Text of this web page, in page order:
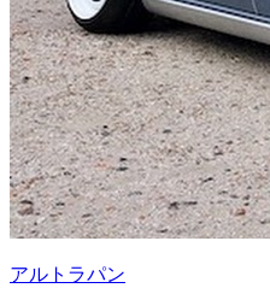
アルトラパン